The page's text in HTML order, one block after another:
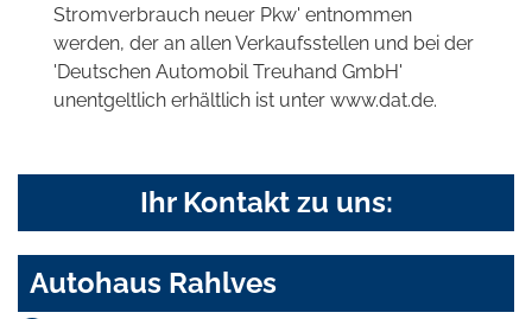
Stromverbrauch neuer Pkw' entnommen
werden, der an allen Verkaufsstellen und bei der
'Deutschen Automobil Treuhand GmbH'
unentgeltlich erhältlich ist unter www.dat.de.
Ihr Kontakt zu uns:
Autohaus Rahlves